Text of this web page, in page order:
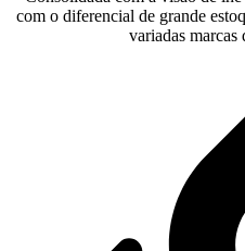
com o diferencial de grande
variadas marcas